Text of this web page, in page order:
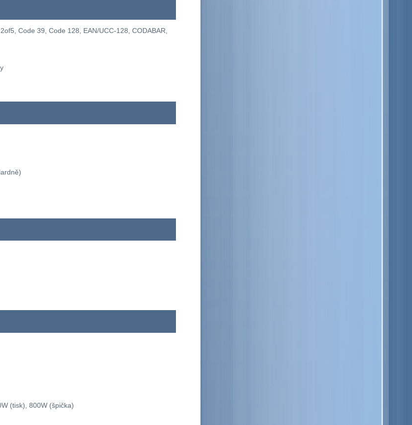
Code 39, Code 128, EAN/UCC-128, CODABAR,
(tisk), 800W (špička)